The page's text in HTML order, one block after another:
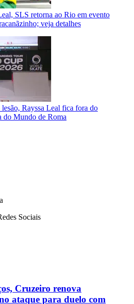
SLS retorna ao Rio em evento
veja detalhes
Rayssa Leal fica fora do
do Mundo de Roma
Sociais
Cruzeiro renova
ataque para duelo com